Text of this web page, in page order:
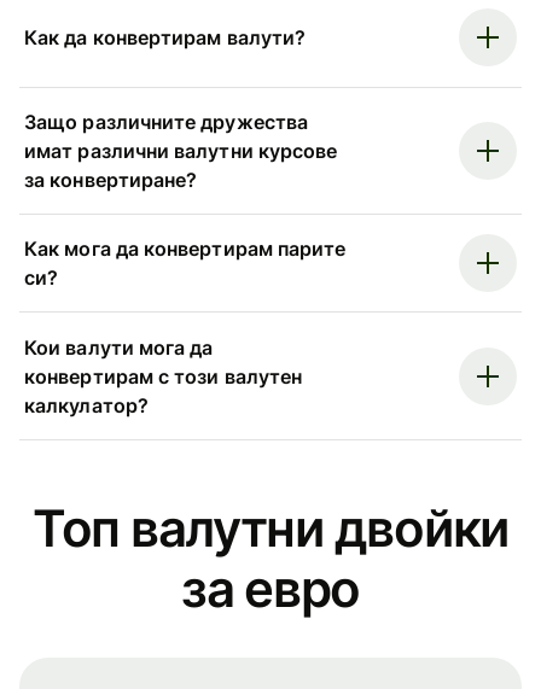
Как да конвертирам валути?
Защо различните дружества
имат различни валутни курсове
за конвертиране?
Как мога да конвертирам парите
си?
Кои валути мога да
конвертирам с този валутен
калкулатор?
Топ валутни двойки
за евро